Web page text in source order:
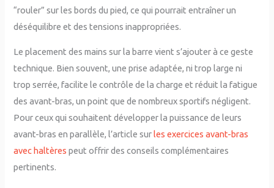
“rouler” sur les bords du pied, ce qui pourrait entraîner un
déséquilibre et des tensions inappropriées.
Le placement des mains sur la barre vient s’ajouter à ce geste
technique. Bien souvent, une prise adaptée, ni trop large ni
trop serrée, facilite le contrôle de la charge et réduit la fatigue
des avant-bras, un point que de nombreux sportifs négligent.
Pour ceux qui souhaitent développer la puissance de leurs
avant-bras en parallèle, l’article surles exercices avant-bras
avec haltères peut offrir des conseils complémentaires
pertinents.